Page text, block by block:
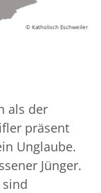
© Katholisch Eschweiler
als der
präsent
Unglaube.
Jünger.
sind